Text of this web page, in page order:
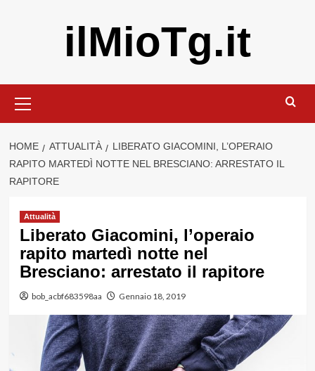
ilMioTg.it
principale
HOME ATTUALITÀ
LIBERATO GIACOMINI, L’OPERAIO
RAPITO MARTEDÌ NOTTE NEL BRESCIANO: ARRESTATO IL
RAPITORE
Attualità
Liberato Giacomini, l’operaio
rapito martedì notte nel
Bresciano: arrestato il rapitore
bob_acbf683598aa Gennaio 18, 2019